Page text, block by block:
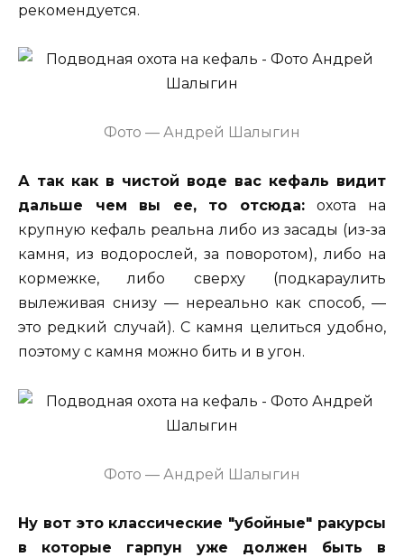
рекомендуется.
Фото — Андрей Шалыгин
А так как в чистой воде вас кефаль видит
дальше чем вы ее, то отсюда:охота на
крупную кефаль реальна либо из засады (из-за
камня, из водорослей, за поворотом), либо на
кормежке, либо сверху (подкараулить
вылеживая снизу — нереально как способ, —
это редкий случай). С камня целиться удобно,
поэтому с камня можно бить и в угон.
Фото — Андрей Шалыгин
Ну вот это классические "убойные" ракурсы
в которые гарпун уже должен быть в